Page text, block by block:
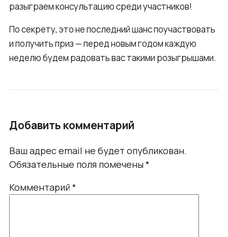
разыграем консультацию среди участников!
По секрету, это не последний шанс поучаствовать
и получить приз — перед новым годом каждую
неделю будем радовать вас такими розыгрышами.
Добавить комментарий
Ваш адрес email не будет опубликован.
Обязательные поля помечены*
Комментарий*